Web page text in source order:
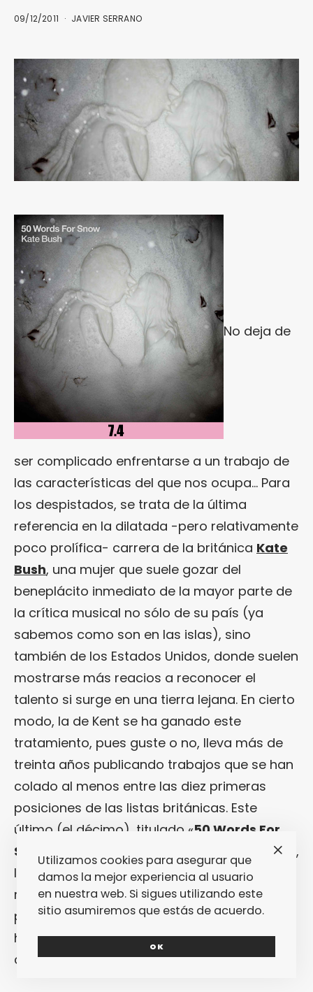
09/12/2011 JAVIER SERRANO
No deja de
ser complicado enfrentarse a un trabajo de
las características del que nos ocupa… Para
los despistados, se trata de la última
referencia en la dilatada -pero relativamente
poco prolífica- carrera de la británica Kate
Bush, una mujer que suele gozar del
beneplácito inmediato de la mayor parte de
la crítica musical no sólo de su país (ya
sabemos como son en las islas), sino
también de los Estados Unidos, donde suelen
mostrarse más reacios a reconocer el
talento si surge en una tierra lejana. En cierto
modo, la de Kent se ha ganado este
tratamiento, pues guste o no, lleva más de
treinta años publicando trabajos que se han
colado al menos entre las diez primeras
posiciones de las listas británicas. Este
último (el décimo), titulado «50 Words For
Snow»
(Noble & Brite, 2011) no ha sido menos,
lo cual dice bastante del por qué de ese
respeto que se ha ganado: principalmente,
por la profunda personalidad de laBush
hace gala a la hora de escribir sus
composiciones.
Utilizamos cookies para asegurar que
damos la mejor experiencia al usuario
en nuestra web. Si sigues utilizando este
sitio asumiremos que estás de acuerdo.
OK